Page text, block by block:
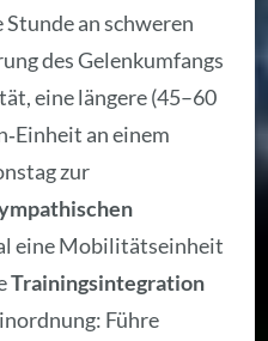
an schweren
des Gelenkumfangs
eine längere (45–60
an einem
zur
eine Mobilitätseinheit
Trainingsintegration
Führe